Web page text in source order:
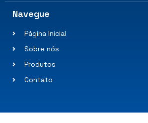
Navegue
Página Inicial
Sobre nós
Produtos
Contato